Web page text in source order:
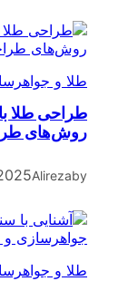
طلا و
طراحی طلا
روش‌های
by
Alireza
طلا و